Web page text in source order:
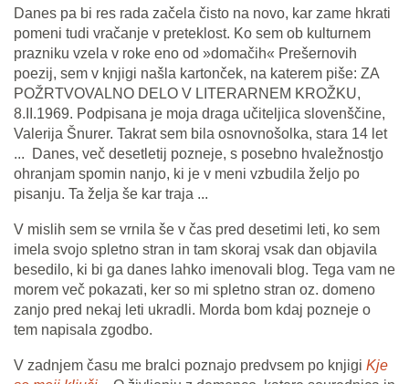
Danes pa bi res rada začela čisto na novo, kar zame hkrati
pomeni tudi vračanje v preteklost. Ko sem ob kulturnem
prazniku vzela v roke eno od »domačih« Prešernovih
poezij, sem v knjigi našla kartonček, na katerem piše: ZA
POŽRTVOVALNO DELO V LITERARNEM KROŽKU,
8.II.1969. Podpisana je moja draga učiteljica slovenščine,
Valerija Šnurer. Takrat sem bila osnovnošolka, stara 14 let
... Danes, več desetletij pozneje, s posebno hvaležnostjo
ohranjam spomin nanjo, ki je v meni vzbudila željo po
pisanju. Ta želja še kar traja ...
V mislih sem se vrnila še v čas pred desetimi leti, ko sem
imela svojo spletno stran in tam skoraj vsak dan objavila
besedilo, ki bi ga danes lahko imenovali blog. Tega vam ne
morem več pokazati, ker so mi spletno stran oz. domeno
zanjo pred nekaj leti ukradli. Morda bom kdaj pozneje o
tem napisala zgodbo.
V zadnjem času me bralci poznajo predvsem po knjigi Kje